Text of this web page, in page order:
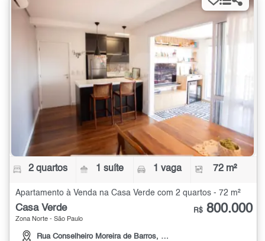
2 quartos 1 suíte 1 vaga 72 m²
Apartamento à Venda na Casa Verde com 2 quartos - 72 m²
Casa Verde
Zona Norte - São Paulo
Rua Conselheiro Moreira de Barros, 2287
R$ 800.000